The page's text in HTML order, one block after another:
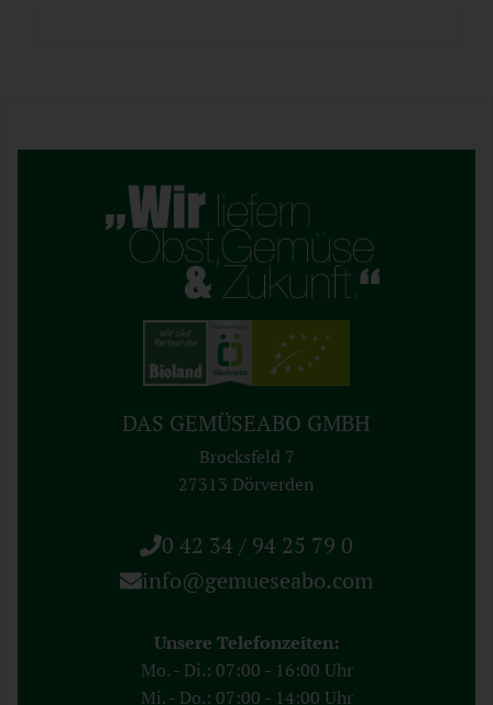
DAS GEMÜSEABO GMBH
Brocksfeld 7
27313 Dörverden
0 42 34 / 94 25 79 0
info@gemueseabo.com
Unsere Telefonzeiten:
Mo. - Di.: 07:00 - 16:00 Uhr
Mi. - Do.: 07:00 - 14:00 Uhr